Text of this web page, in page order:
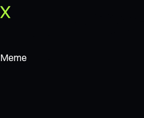
Meme